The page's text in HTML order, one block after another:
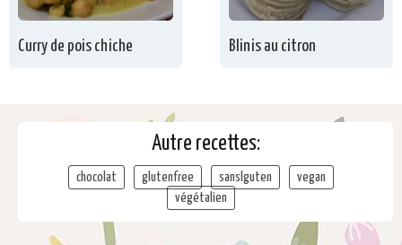
Curry de pois chiche Blinis au citron
Autre recettes:
chocolat glutenfree sanslguten
vegan
végétalien